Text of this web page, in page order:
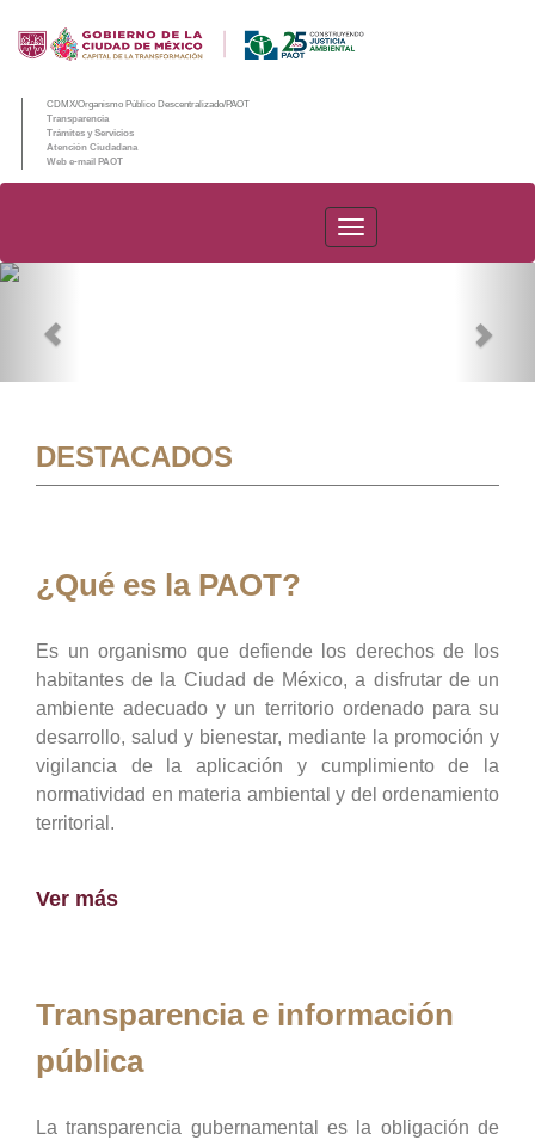
CDMX/Organismo Público Descentralizado/PAOT
Transparencia
Trámites y Servicios
Atención Ciudadana
Web e-mail PAOT
PAOT
DESTACADOS
¿Qué es la PAOT?
Es un organismo que defiende los derechos de los
habitantes de la Ciudad de México, a disfrutar de un
ambiente adecuado y un territorio ordenado para su
desarrollo, salud y bienestar, mediante la promoción y
vigilancia de la aplicación y cumplimiento de la
normatividad en materia ambiental y del ordenamiento
territorial.
Ver más
Transparencia e información
pública
La transparencia gubernamental es la obligación de